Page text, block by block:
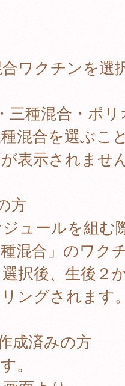
ワクチンを選
三種混合・ポリ
混合を選ぶこ
表示されませ
方
ュールを組む
混合」のワク
択後、生後２
ングされます
成済みの方
。